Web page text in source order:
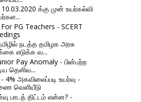
க்கு முன் உயர்கல்வி
PG Teachers - SCERT
நடத்த தமிழக அரசு
எடுக்க வ...
Pay Anomaly - பின்பற்ற
தெளிவ...
4% அகவிலைப்படி உயர்வு -
வெளியீடு
பாடத் திட்டம் என்ன? -